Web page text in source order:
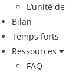
L’unité
Bilan
Temps forts
Ressources
FAQ